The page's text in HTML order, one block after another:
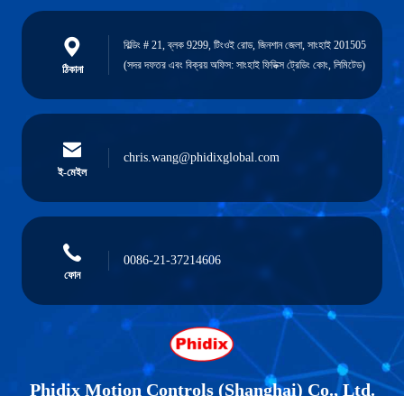
ঠিকানা
বিল্ডিং # 21, ব্লক 9299, টিংওই রোড, জিনশান জেলা, সাংহাই 201505
(সদর দফতর এবং বিক্রয় অফিস: সাংহাই ফিডিক্স ট্রেডিং কোং, লিমিটেড)
ই-মেইল
chris.wang@phidixglobal.com
ফোন
0086-21-37214606
Phidix Motion Controls (Shanghai) Co., Ltd.